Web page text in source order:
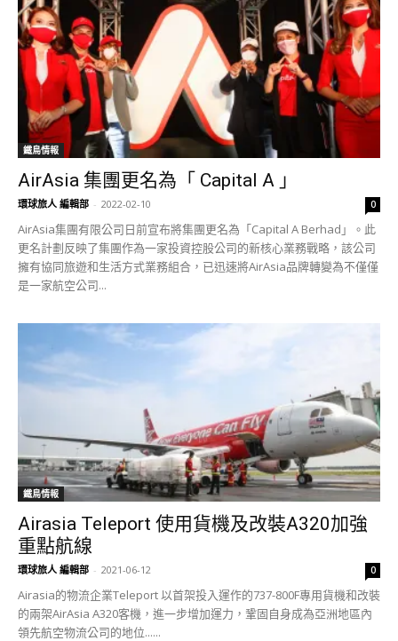
鐵鳥情報
AirAsia 集團更名為「 Capital A 」
環球旅人 編輯部 - 2022-02-10 0
AirAsia集團有限公司日前宣布將集團更名為「Capital A Berhad」。此
更名計劃反映了集團作為一家投資控股公司的新核心業務戰略，該公司
擁有協同旅遊和生活方式業務組合，已迅速將AirAsia品牌轉變為不僅僅
是一家航空公司...
鐵鳥情報
Airasia Teleport 使用貨機及改裝A320加強
重點航線
環球旅人 編輯部 - 2021-06-12 0
Airasia的物流企業Teleport 以首架投入運作的737-800F專用貨機和改裝
的兩架AirAsia A320客機，進一步增加運力，鞏固自身成為亞洲地區內
領先航空物流公司的地位......